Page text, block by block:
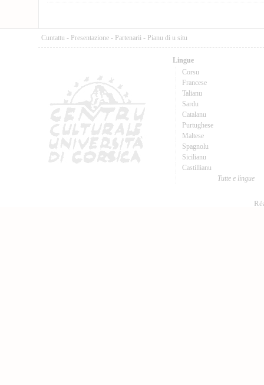
Cuntattu - Presentazione - Partenarii - Pianu di u situ
Lingue
Corsu
Francese
Talianu
Sardu
Catalanu
Purtughese
Maltese
Spagnolu
Sicilianu
Castillianu
Tutte e lingue